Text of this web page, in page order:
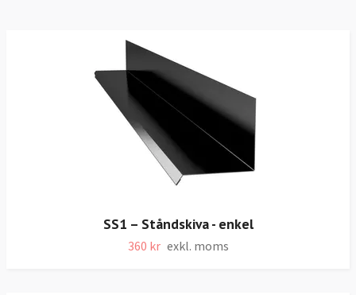
SS1 – Ståndskiva - enkel
360 kr exkl. moms